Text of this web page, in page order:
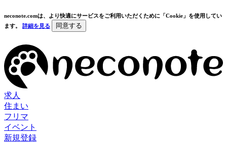
neconote.comは、より快適にサービスをご利用いただくために「Cookie」を使用してい
ます。 詳細を見る 同意する
求人
住まい
フリマ
イベント
新規登録